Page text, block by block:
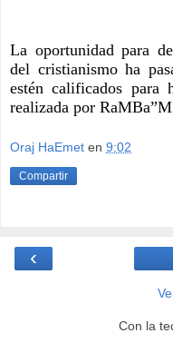
La oportunidad para
del cristianismo ha
estén calificados para
realizada por
Oraj HaEmet en 9:02
Compartir
‹
Con la